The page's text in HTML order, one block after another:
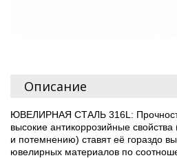
Описание
ЮВЕЛИРНАЯ СТАЛЬ 316L:
высокие антикоррозийные
и потемнению) ставят её гораздо
ювелирных материалов по